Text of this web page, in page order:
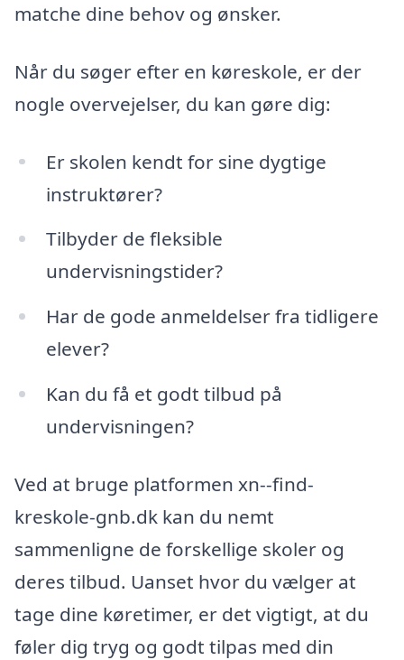
matche dine behov og ønsker.
Når du søger efter en køreskole, er der
nogle overvejelser, du kan gøre dig:
Er skolen kendt for sine dygtige
instruktører?
Tilbyder de fleksible
undervisningstider?
Har de gode anmeldelser fra tidligere
elever?
Kan du få et godt tilbud på
undervisningen?
Ved at bruge platformen xn--find-
kreskole-gnb.dk kan du nemt
sammenligne de forskellige skoler og
deres tilbud. Uanset hvor du vælger at
tage dine køretimer, er det vigtigt, at du
føler dig tryg og godt tilpas med din